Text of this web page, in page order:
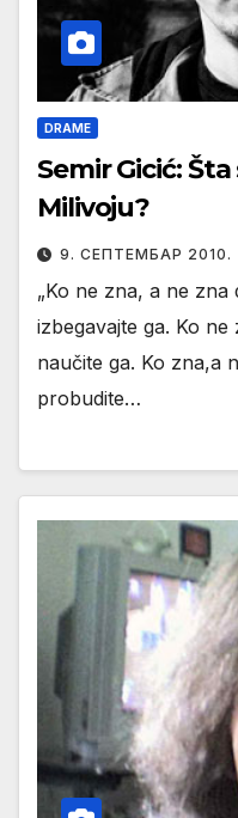
DRAME
Semir Gicić:
Milivoju?
9. СЕПТЕМБАР 2010.
„Ko ne zna, a ne zna
izbegavajte ga. Ko
naučite ga. Ko zna,a
probudite…